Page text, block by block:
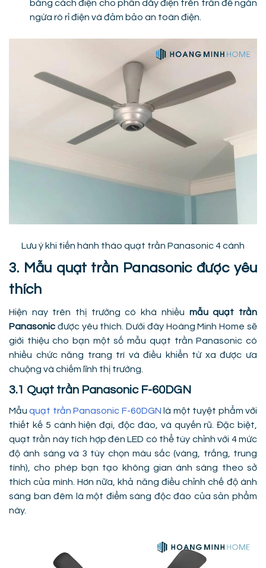
băng cách điện cho phần dây điện trên trần để ngăn
ngừa rò rỉ điện và đảm bảo an toàn điện.
Lưu ý khi tiến hành tháo quạt trần Panasonic 4 cánh
3. Mẫu quạt trần Panasonic được yêu
thích
Hiện nay trên thị trường có khá nhiều mẫu quạt trần
Panasonic được yêu thích. Dưới đây Hoàng Minh Home sẽ
giới thiệu cho bạn một số mẫu quạt trần Panasonic có
nhiều chức năng trang trí và điều khiển từ xa được ưa
chuộng và chiếm lĩnh thị trường.
3.1 Quạt trần Panasonic F-60DGN
Mẫuquạt trần Panasonic F-60DGN là một tuyệt phẩm với
thiết kế 5 cánh hiện đại, độc đáo, và quyến rũ. Đặc biệt,
quạt trần này tích hợp đèn LED có thể tùy chỉnh với 4 mức
độ ánh sáng và 3 tùy chọn màu sắc (vàng, trắng, trung
tính), cho phép bạn tạo không gian ánh sáng theo sở
thích của mình. Hơn nữa, khả năng điều chỉnh chế độ ánh
sáng ban đêm là một điểm sáng độc đáo của sản phẩm
này.